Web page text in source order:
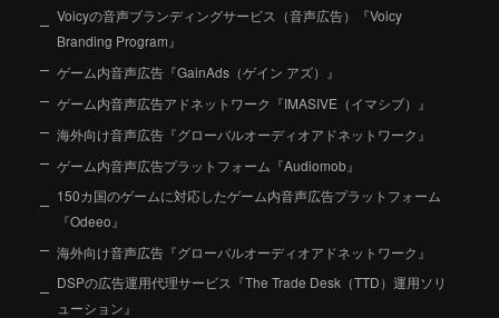
Voicyの音声ブランディングサービス（音声広告）『Voicy
Branding Program』
ゲーム内音声広告『GainAds（ゲイン アズ）』
ゲーム内音声広告アドネットワーク『IMASIVE（イマシブ）』
海外向け音声広告『グローバルオーディオアドネットワーク』
ゲーム内音声広告プラットフォーム『Audiomob』
150カ国のゲームに対応したゲーム内音声広告プラットフォーム
『Odeeo』
海外向け音声広告『グローバルオーディオアドネットワーク』
DSPの広告運用代理サービス『The Trade Desk（TTD）運用ソリ
ューション』